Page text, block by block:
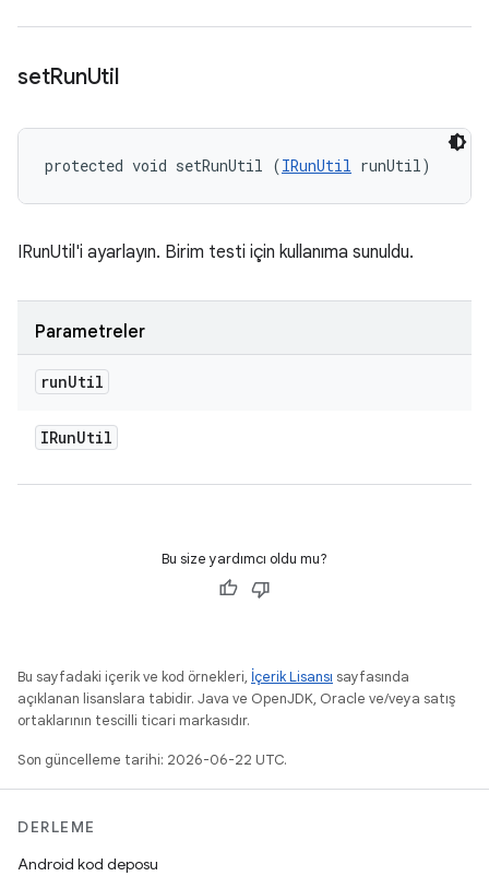
setRunUtil
protected void setRunUtil (IRunUtil runUtil)
IRunUtil'i ayarlayın. Birim testi için kullanıma sunuldu.
Parametreler
runUtil
IRunUtil
Bu size yardımcı oldu mu?
Bu sayfadaki içerik ve kod örnekleri, İçerik Lisansı sayfasında
açıklanan lisanslara tabidir. Java ve OpenJDK, Oracle ve/veya satış
ortaklarının tescilli ticari markasıdır.
Son güncelleme tarihi: 2026-06-22 UTC.
DERLEME
Android kod deposu